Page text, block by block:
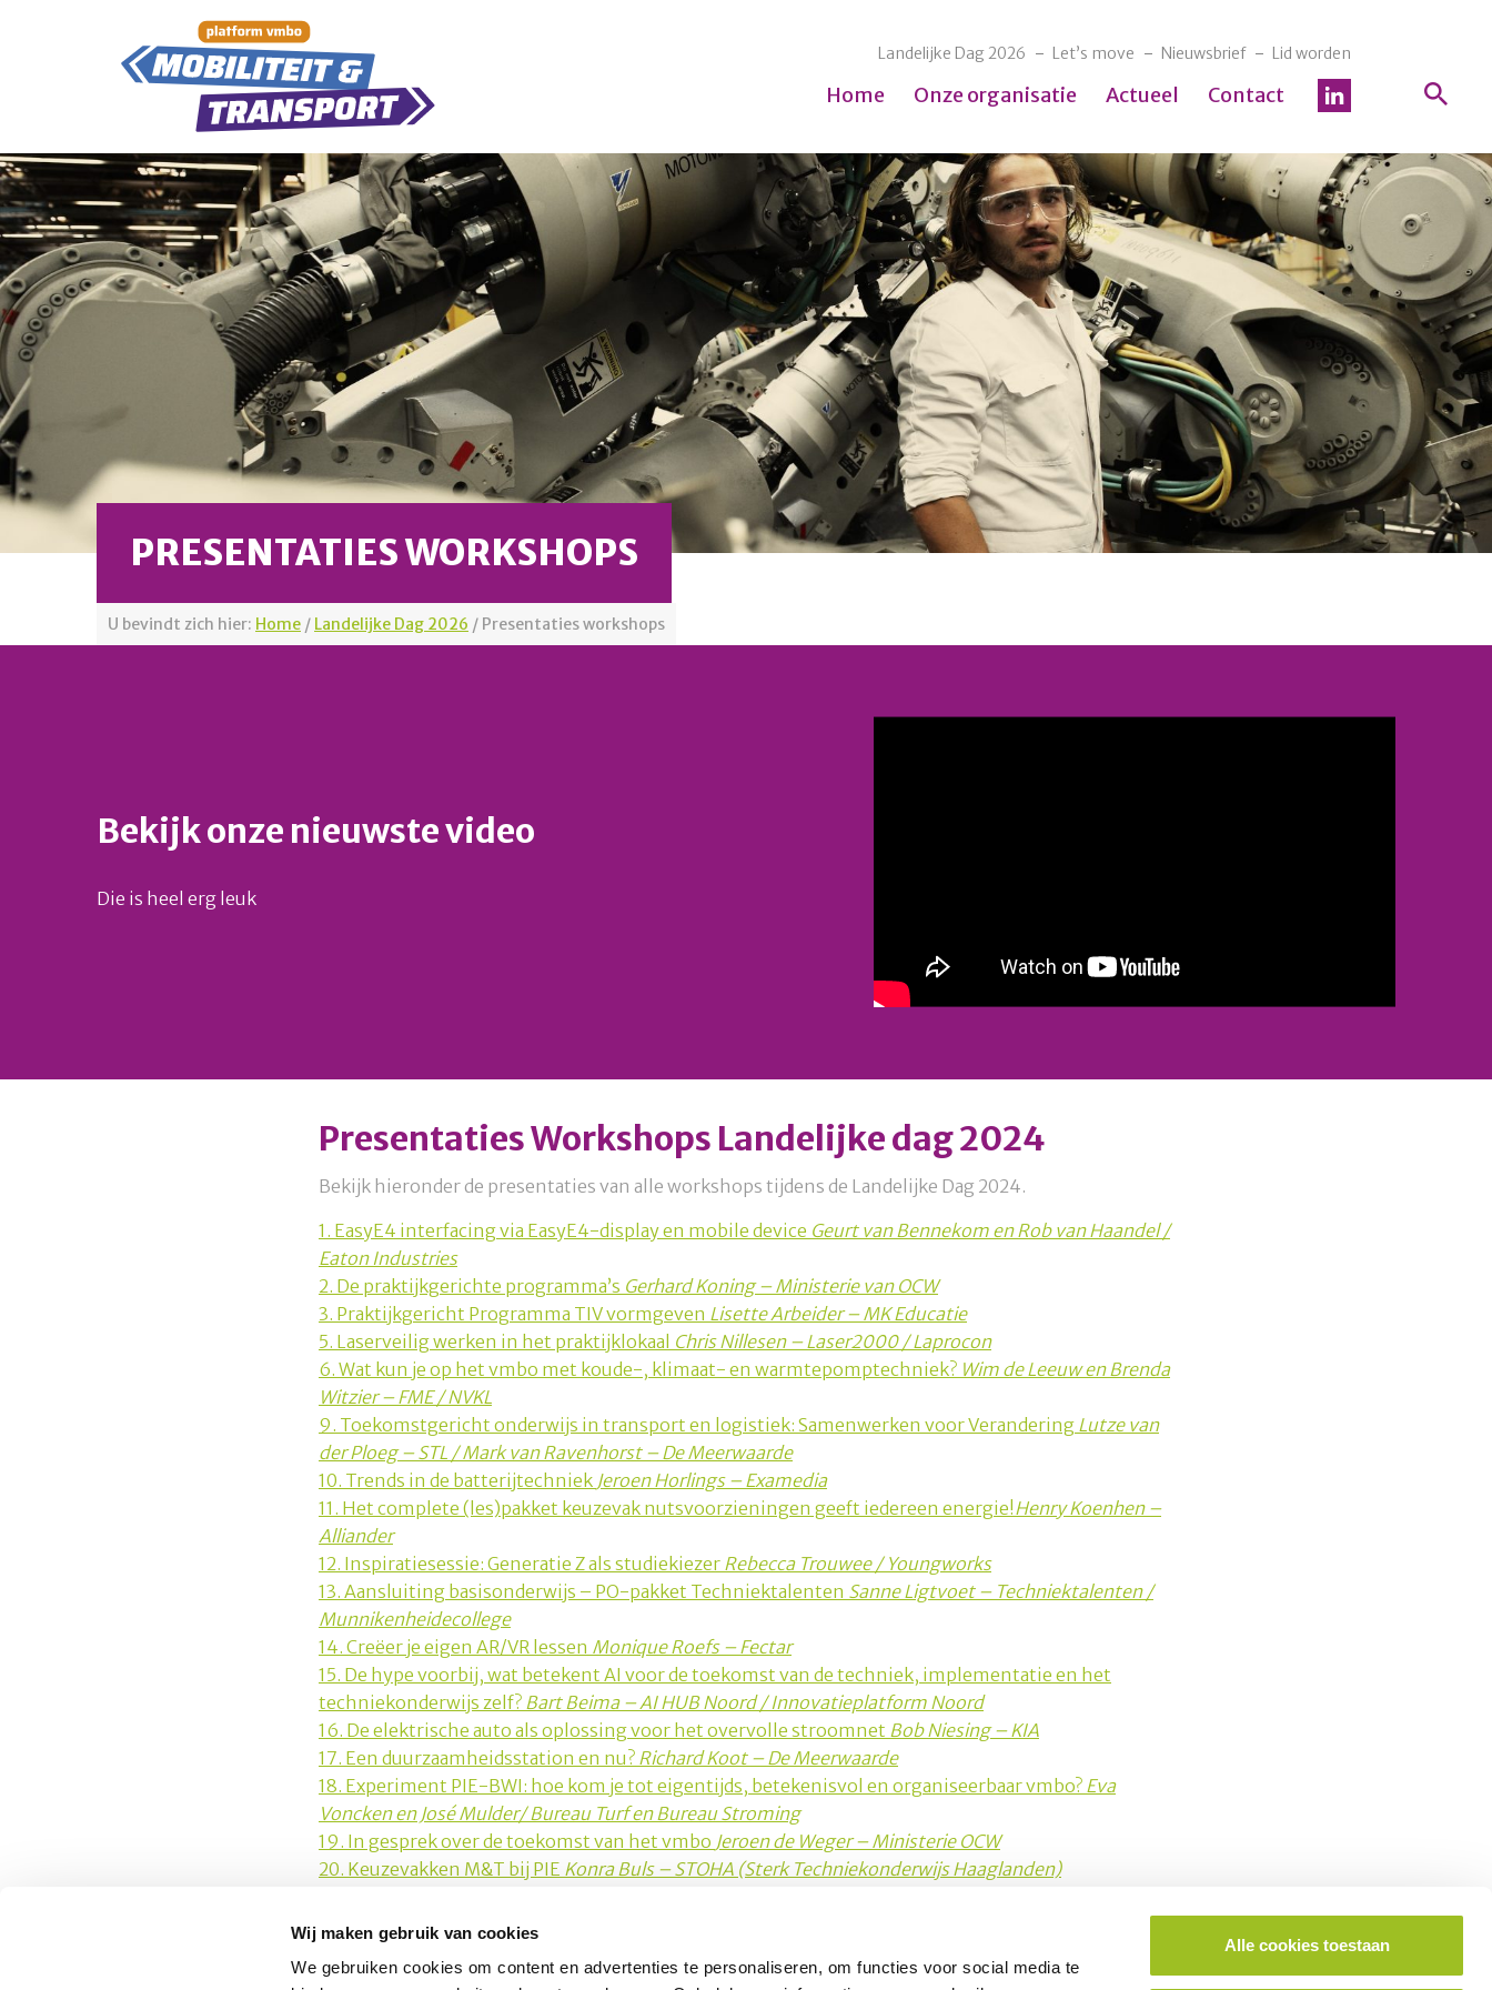
Wij maken gebruik van cookies
We gebruiken cookies om content en advertenties te personaliseren, om functies voor social media te
Alle cookies toestaan
Landelijke Dag 2026 Let’s move Nieuwsbrief Lid worden
Home Onze organisatie Actueel Contact
PRESENTATIES WORKSHOPS
U bevindt zich hier: Home / Landelijke Dag 2026 / Presentaties workshops
Bekijk onze nieuwste video
Die is heel erg leuk
Presentaties Workshops Landelijke dag 2024
Bekijk hieronder de presentaties van alle workshops tijdens de Landelijke Dag 2024.
1. EasyE4 interfacing via EasyE4-display en mobile device Geurt van Bennekom en Rob van Haandel /
Eaton Industries
2. De praktijkgerichte programma’s Gerhard Koning – Ministerie van OCW
3. Praktijkgericht Programma TIV vormgeven Lisette Arbeider – MK Educatie
5. Laserveilig werken in het praktijklokaal Chris Nillesen – Laser2000 / Laprocon
6. Wat kun je op het vmbo met koude-, klimaat- en warmtepomptechniek? Wim de Leeuw en Brenda
Witzier – FME / NVKL
9. Toekomstgericht onderwijs in transport en logistiek: Samenwerken voor Verandering Lutze van
der Ploeg – STL / Mark van Ravenhorst – De Meerwaarde
10. Trends in de batterijtechniek Jeroen Horlings – Examedia
11. Het complete (les)pakket keuzevak nutsvoorzieningen geeft iedereen energie!Henry Koenhen –
Alliander
12. Inspiratiesessie: Generatie Z als studiekiezer Rebecca Trouwee / Youngworks
13. Aansluiting basisonderwijs – PO-pakket Techniektalenten Sanne Ligtvoet – Techniektalenten /
Munnikenheidecollege
14. Creëer je eigen AR/VR lessen Monique Roefs – Fectar
15. De hype voorbij, wat betekent AI voor de toekomst van de techniek, implementatie en het
techniekonderwijs zelf? Bart Beima – AI HUB Noord / Innovatieplatform Noord
16. De elektrische auto als oplossing voor het overvolle stroomnet Bob Niesing – KIA
17. Een duurzaamheidsstation en nu? Richard Koot – De Meerwaarde
18. Experiment PIE-BWI: hoe kom je tot eigentijds, betekenisvol en organiseerbaar vmbo? Eva
Voncken en José Mulder/ Bureau Turf en Bureau Stroming
19. In gesprek over de toekomst van het vmbo Jeroen de Weger – Ministerie OCW
20. Keuzevakken M&T bij PIE Konra Buls – STOHA (Sterk Techniekonderwijs Haaglanden)
Platform Mobiliteit en Transport
Telefoon: 06-23 58 89 49
Ook lid worden van het platform?